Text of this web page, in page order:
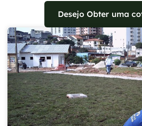
Desejo Obter uma